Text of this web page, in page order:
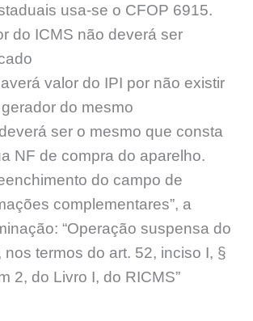
usa-se o CFOP 6915.
do ICMS não deverá ser
valor do IPI por não existir
do mesmo
ser o mesmo que consta
NF de compra do aparelho.
do campo de
complementares”, a
“Operação suspensa do
nos termos do art. 52, inciso I, §
2, do Livro I, do RICMS”